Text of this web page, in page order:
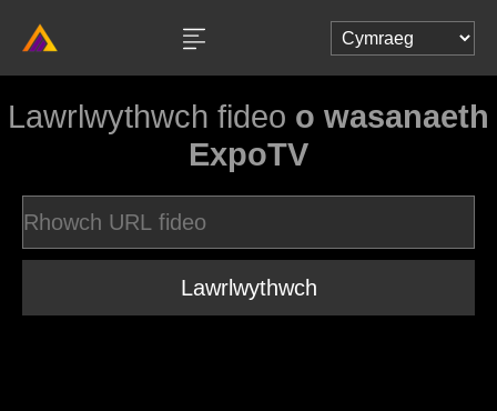
Lawrlwythwch fideo o wasanaeth
ExpoTV
Lawrlwythwch